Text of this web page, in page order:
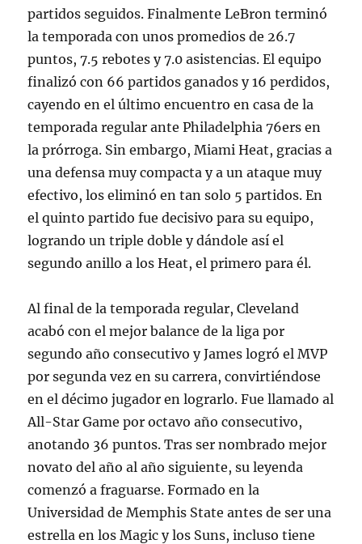
partidos seguidos. Finalmente LeBron terminó
la temporada con unos promedios de 26.7
puntos, 7.5 rebotes y 7.0 asistencias. El equipo
finalizó con 66 partidos ganados y 16 perdidos,
cayendo en el último encuentro en casa de la
temporada regular ante Philadelphia 76ers en
la prórroga. Sin embargo, Miami Heat, gracias a
una defensa muy compacta y a un ataque muy
efectivo, los eliminó en tan solo 5 partidos. En
el quinto partido fue decisivo para su equipo,
logrando un triple doble y dándole así el
segundo anillo a los Heat, el primero para él.
Al final de la temporada regular, Cleveland
acabó con el mejor balance de la liga por
segundo año consecutivo y James logró el MVP
por segunda vez en su carrera, convirtiéndose
en el décimo jugador en lograrlo. Fue llamado al
All-Star Game por octavo año consecutivo,
anotando 36 puntos. Tras ser nombrado mejor
novato del año al año siguiente, su leyenda
comenzó a fraguarse. Formado en la
Universidad de Memphis State antes de ser una
estrella en los Magic y los Suns, incluso tiene